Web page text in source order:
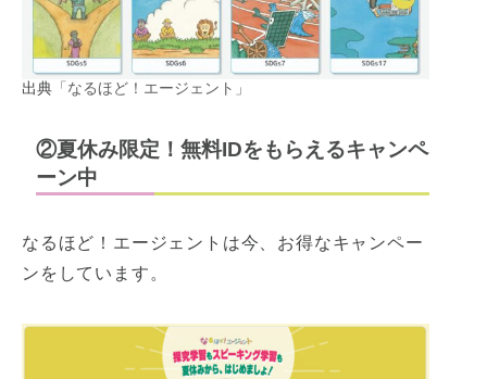
出典 「なるほど！エージェント」
②夏休み限定！無料IDをもらえるキャンペ
ーン中
なるほど！エージェントは今、お得なキャンペー
ンをしています。